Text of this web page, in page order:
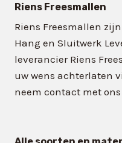
productpagina
Riens Freesmallen
Riens Freesmallen
Hang en Sluitwerk
leverancier Riens
uw wens achterlaten
neem contact met